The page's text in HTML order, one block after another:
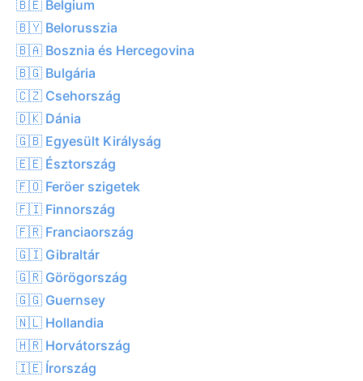
🇧🇪 Belgium
🇧🇾 Belorusszia
🇧🇦 Bosznia és Hercegovina
🇧🇬 Bulgária
🇨🇿 Csehország
🇩🇰 Dánia
🇬🇧 Egyesült Királyság
🇪🇪 Észtország
🇫🇴 Feröer szigetek
🇫🇮 Finnország
🇫🇷 Franciaország
🇬🇮 Gibraltár
🇬🇷 Görögország
🇬🇬 Guernsey
🇳🇱 Hollandia
🇭🇷 Horvátország
🇮🇪 Írország